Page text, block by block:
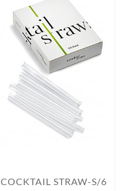
COCKTAIL STRAW-S/6